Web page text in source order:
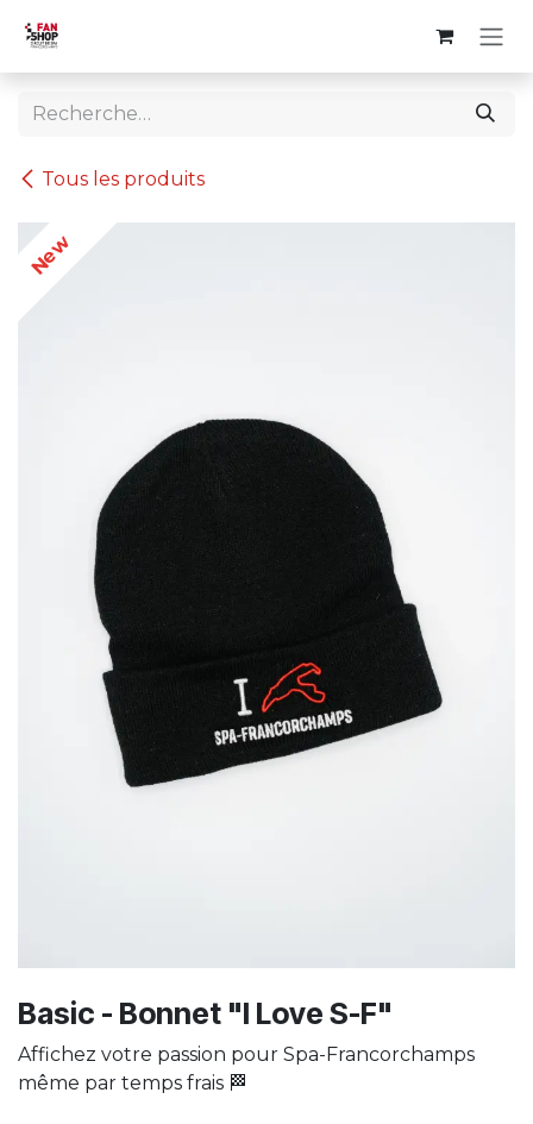
Tous les produits
New
Basic - Bonnet "I Love S-F"
Affichez votre passion pour Spa-Francorchamps
même par temps frais 🏁